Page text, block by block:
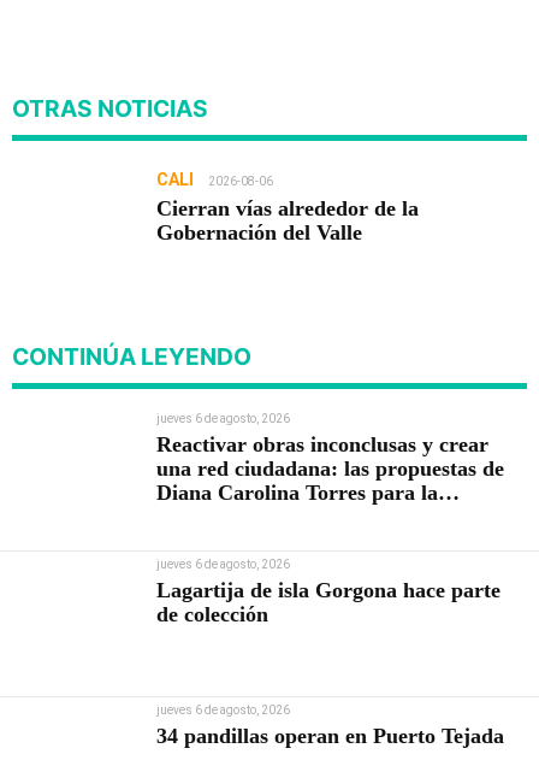
OTRAS NOTICIAS
CALI 2026-08-06
Cierran vías alrededor de la
Gobernación del Valle
CONTINÚA LEYENDO
jueves 6 de agosto, 2026
Reactivar obras inconclusas y crear
una red ciudadana: las propuestas de
Diana Carolina Torres para la
jueves 6 de agosto, 2026
Lagartija de isla Gorgona hace parte
de colección
jueves 6 de agosto, 2026
34 pandillas operan en Puerto Tejada